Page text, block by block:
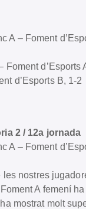
A – Foment
Foment d’Esports
d’Esports B, 1-2
2 / 12a
A – Foment
nostres
A femení
mostrat molt